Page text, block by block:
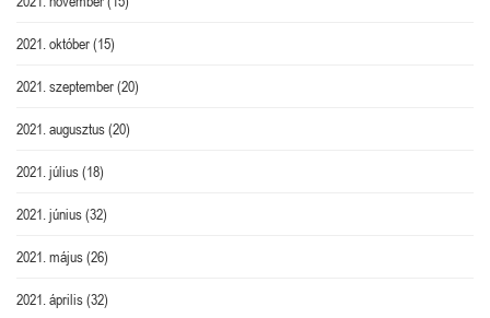
2021. október(15)
2021. szeptember(20)
2021. augusztus(20)
2021. július(18)
2021. június(32)
2021. május(26)
2021. április(32)